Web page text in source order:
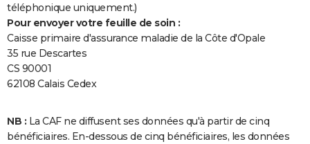
téléphonique uniquement.)
Pour envoyer votre feuille de soin :
Caisse primaire d'assurance maladie de la Côte d'Opale
35 rue Descartes
CS 90001
62108 Calais Cedex
NB : La CAF ne diffusent ses données qu'à partir de cinq
bénéficiaires. En-dessous de cinq bénéficiaires, les données